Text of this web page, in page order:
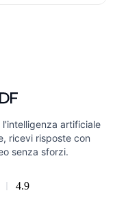
l'intelligenza artificiale
ricevi risposte con
senza sforzi.
4.9